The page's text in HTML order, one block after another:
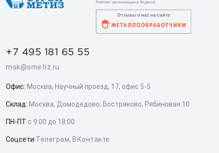
+7 495 181 65 55
msk@smetiz.ru
Офис: Москва, Научный проезд, 17, офис 5-5
Склад: Москва, Домодедово, Востряково, Рябиновая 10
ПН-ПТ с 9:00 до 18:00
Соцсети:Телеграм, ВКонтакте